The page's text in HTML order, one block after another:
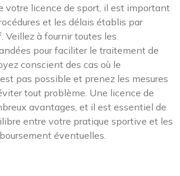
votre licence de sport, il est important
et les délais établis par
Veillez à fournir toutes les
pour faciliter le traitement de
conscient des cas où le
pas possible et prenez les mesures
tout problème. Une licence de
avantages, et il est essentiel de
entre votre pratique sportive et les
éventuelles.